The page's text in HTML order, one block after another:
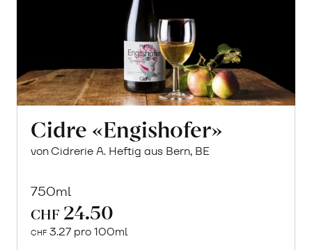
Cidre «Engishofer»
von Cidrerie A. Heftig aus Bern, BE
750ml
CHF 24.50
CHF 3.27 pro 100ml